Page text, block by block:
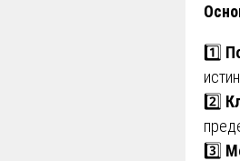
1️⃣
2️⃣
3️⃣